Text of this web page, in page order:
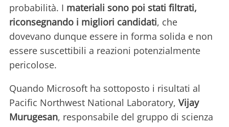
probabilità. I materiali sono poi stati filtrati,
riconsegnando i migliori candidati, che
dovevano dunque essere in forma solida e non
essere suscettibili a reazioni potenzialmente
pericolose.
Quando Microsoft ha sottoposto i risultati al
Pacific Northwest National Laboratory, Vijay
Murugesan, responsabile del gruppo di scienza